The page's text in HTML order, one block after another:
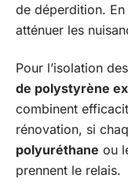
de déperdition.
atténuer les
Pour l’isolation des
de polystyrène
combinent
rénovation, si
polyuréthane ou
prennent le relais.